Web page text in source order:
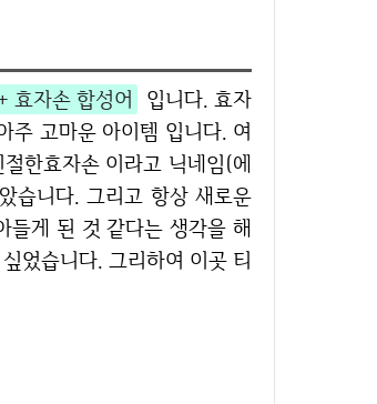
효자손 합성어 입니다. 효자
주 고마운 아이템 입니다. 여
한효자손 이라고 닉네임(에
습니다. 그리고 항상 새로운
들게 된 것 같다는 생각을 해
었습니다. 그리하여 이곳 티